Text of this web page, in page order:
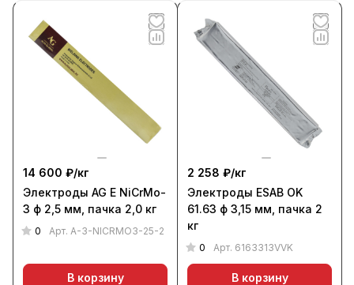
14 600 ₽/кг
Электроды AG E NiCrMo-
3 ф 2,5 мм, пачка 2,0 кг
0 Арт. A-3-NICRMO3-25-2
В корзину
2 258 ₽/кг
Электроды ESAB OK
61.63 ф 3,15 мм, пачка 2
кг
0 Арт. 6163313VVK
В корзину